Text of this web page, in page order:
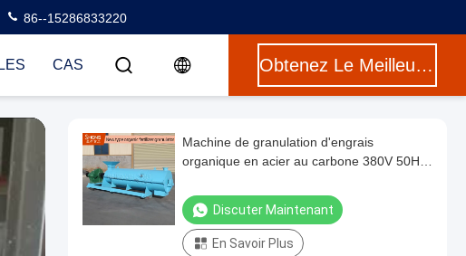
86--15286833220
CAS Obtenez Le Meilleur Prix
Machine de granulation d'engrais
organique en acier au carbone 380V 50HZ
d'humidité
Discuter Maintenant
En Savoir Plus